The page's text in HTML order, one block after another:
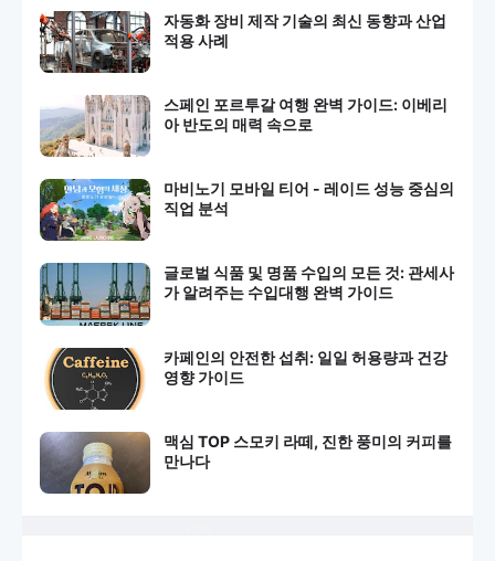
자동화 장비 제작 기술의 최신 동향과 산업
적용 사례
스페인 포르투갈 여행 완벽 가이드: 이베리
아 반도의 매력 속으로
마비노기 모바일 티어 - 레이드 성능 중심의
직업 분석
글로벌 식품 및 명품 수입의 모든 것: 관세사
가 알려주는 수입대행 완벽 가이드
카페인의 안전한 섭취: 일일 허용량과 건강
영향 가이드
맥심 TOP 스모키 라떼, 진한 풍미의 커피를
만나다